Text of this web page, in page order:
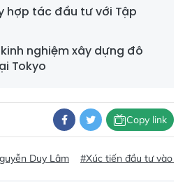
hợp tác đầu tư với Tập
nghiệm xây dựng đô
Tokyo
Copy link
Duy Lâm #Xúc tiến đầu tư vào